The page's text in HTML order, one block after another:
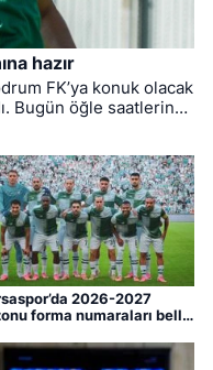
hazır
FK’ya konuk olacak
Bugün öğle saatlerinde
2026-2027
forma numaraları belli